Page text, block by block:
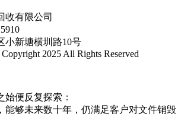
收有限公司
小新塘横圳路10号
Copyright 2025 All Rights Reserved
始便反复探索：
能够未来数十年，仍满足客户对文件销毁